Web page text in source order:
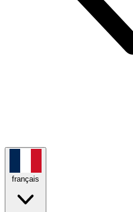
français